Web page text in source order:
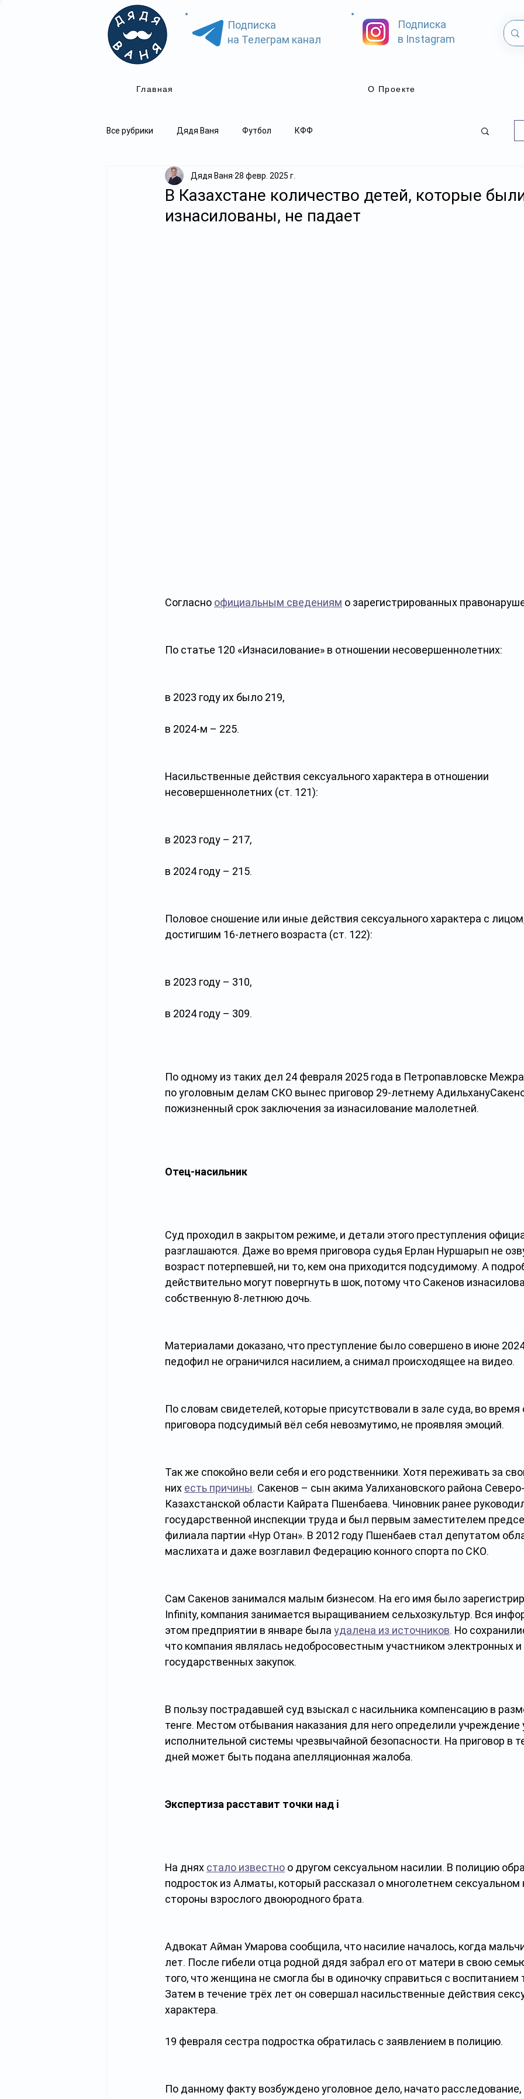
Подписка
на Телеграм канал
Главная
Подписка
в Instagram
О Проекте
Все рубрики Дядя Ваня Футбол КФФ
В Казахстане количество детей, которые
изнасилованы, не падает
Дядя Ваня 28 февр. 2025 г.
Согласно официальным сведениям о зарегистрированных
По статье 120 «Изнасилование» в отношении несовершеннолетних:
в 2023 году их было 219,
в 2024-м – 225.
Насильственные действия сексуального характера в отношении
несовершеннолетних (ст. 121):
в 2023 году – 217,
в 2024 году – 215.
Половое сношение или иные действия сексуального характера с
достигшим 16-летнего возраста (ст. 122):
в 2023 году – 310,
в 2024 году – 309.
По одному из таких дел 24 февраля 2025 года в Петропавловске
по уголовным делам СКО вынес приговор 29-летнему
пожизненный срок заключения за изнасилование малолетней.
Отец-насильник
Суд проходил в закрытом режиме, и детали этого преступления
разглашаются. Даже во время приговора судья Ерлан Нуршарып не
возраст потерпевшей, ни то, кем она приходится подсудимому. А
действительно могут повергнуть в шок, потому что Сакенов
собственную 8-летнюю дочь.
Материалами доказано, что преступление было совершено в июне
педофил не ограничился насилием, а снимал происходящее на видео.
По словам свидетелей, которые присутствовали в зале суда, во
приговора подсудимый вёл себя невозмутимо, не проявляя эмоций.
Так же спокойно вели себя и его родственники. Хотя переживать за
них есть причины. Сакенов – сын акима Уалихановского района Северо-
Казахстанской области Кайрата Пшенбаева. Чиновник ранее
государственной инспекции труда и был первым заместителем
филиала партии «Нур Отан». В 2012 году Пшенбаев стал депутатом
маслихата и даже возглавил Федерацию конного спорта по СКО.
Сам Сакенов занимался малым бизнесом. На его имя было
Infinity, компания занимается выращиванием сельхозкультур. Вся
этом предприятии в январе была удалена из источников. Но
что компания являлась недобросовестным участником электронных и
государственных закупок.
В пользу пострадавшей суд взыскал с насильника компенсацию в
тенге. Местом отбывания наказания для него определили учреждение
исполнительной системы чрезвычайной безопасности. На приговор в
дней может быть подана апелляционная жалоба.
Экспертиза расставит точки над i
На днях стало известно о другом сексуальном насилии. В полицию
подросток из Алматы, который рассказал о многолетнем
стороны взрослого двоюродного брата.
Адвокат Айман Умарова сообщила, что насилие началось, когда
лет. После гибели отца родной дядя забрал его от матери в свою
того, что женщина не смогла бы в одиночку справиться с воспитанием
Затем в течение трёх лет он совершал насильственные действия
характера.
19 февраля сестра подростка обратилась с заявлением в полицию.
По данному факту возбуждено уголовное дело, начато расследование,